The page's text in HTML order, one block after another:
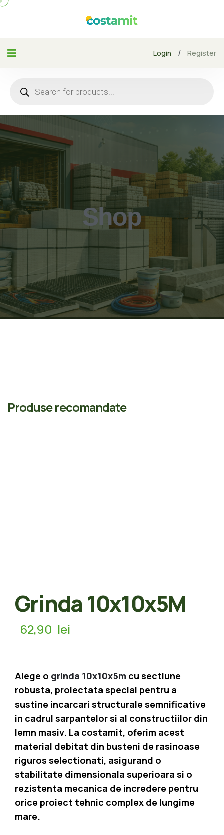
Login / Register
Shop
Grinda 10x10x5M
62,90 lei
Alege o grinda 10x10x5m cu sectiune
robusta, proiectata special pentru a
sustine incarcari structurale semnificative
in cadrul sarpantelor si al constructiilor din
lemn masiv. La costamit, oferim acest
material debitat din busteni de rasinoase
riguros selectionati, asigurand o
stabilitate dimensionala superioara si o
rezistenta mecanica de incredere pentru
orice proiect tehnic complex de lungime
mare.
Produse recomandate